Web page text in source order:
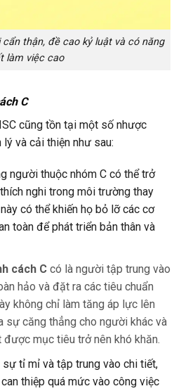
cẩn thận, đề cao kỷ luật và có năng
làm việc cao
C
cũng tồn tại một số nhược
và cải thiện như sau:
người thuộc nhóm C có thể trở
nghi trong môi trường thay
có thể khiến họ bỏ lỡ các cơ
toàn để phát triển bản thân và
cách Ccó là người tập trung vào
hảo và đặt ra các tiêu chuẩn
không chỉ làm tăng áp lực lên
sự căng thẳng cho người khác và
được mục tiêu trở nên khó khăn.
sự tỉ mỉ và tập trung vào chi tiết,
thiệp quá mức vào công việc